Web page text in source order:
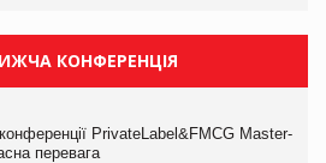
КОНФЕРЕНЦІЯ
PrivateLabel&FMCG Master-
перевага